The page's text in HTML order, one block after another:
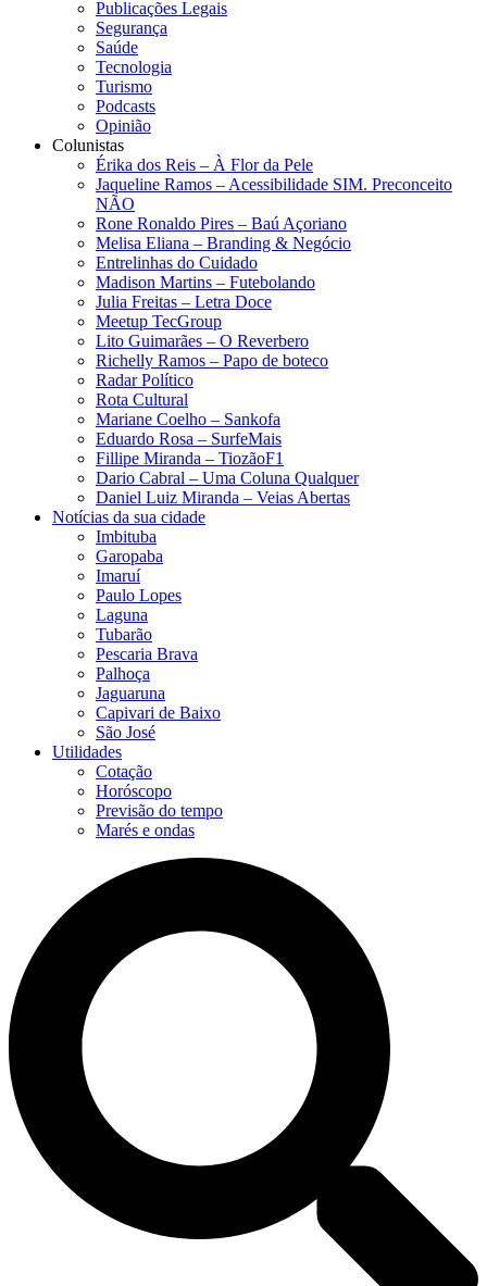
Publicações Legais
Segurança
Saúde
Tecnologia
Turismo
Podcasts
Opinião
Colunistas
Érika dos Reis​ – À Flor da Pele
Jaqueline Ramos – Acessibilidade SIM. Preconceito
NÃO
Rone Ronaldo Pires – Baú Açoriano
Melisa Eliana – Branding & Negócio
Entrelinhas do Cuidado
Madison Martins – Futebolando
Julia Freitas​ – Letra Doce
Meetup TecGroup
Lito Guimarães – O Reverbero
Richelly Ramos​ – Papo de boteco
Radar Político
Rota Cultural
Mariane Coelho – Sankofa
Eduardo Rosa​ – SurfeMais
Fillipe Miranda – TiozãoF1
Dario Cabral – Uma Coluna Qualquer
Daniel Luiz Miranda – Veias Abertas
Notícias da sua cidade
Imbituba
Garopaba
Imaruí
Paulo Lopes
Laguna
Tubarão
Pescaria Brava
Palhoça
Jaguaruna
Capivari de Baixo
São José
Utilidades
Cotação
Horóscopo
Previsão do tempo
Marés e ondas